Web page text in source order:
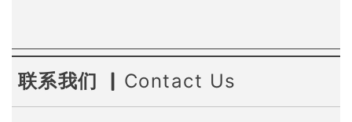
联系我们 ▏ Contact Us